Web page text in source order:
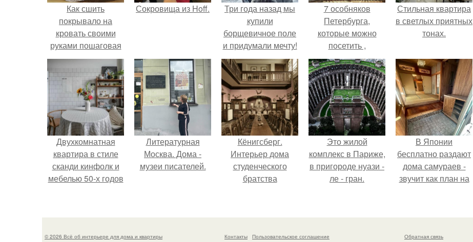
Как сшить
покрывало на
кровать своими
руками пошаговая
инструкция. Как
сшить покрывало
своими руками.
Сокровища из Hoff.
Три года назад мы
купили
борщевичное поле
и придумали мечту!
7 особняков
Петербурга,
которые можно
посетить ,
внимание, только с
экскурсией.
Стильная квартира
в светлых приятных
тонах.
Двухкомнатная
квартира в стиле
сканди кинфолк и
мебелью 50-х годов
Литературная
Москва. Дома -
музеи писателей.
Кёнигсберг.
Интерьер дома
студенческого
братства
Это жилой
комплекс в Париже,
в пригороде нуази -
ле - гран.
В Японии
бесплатно раздают
дома самураев -
звучит как план на
© 2026 Всё об интерьере для дома и квартиры Контакты Пользовательское соглашение Обратная связь